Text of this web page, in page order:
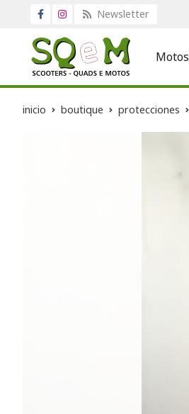
Newsletter
Motos
inicio boutique protecciones